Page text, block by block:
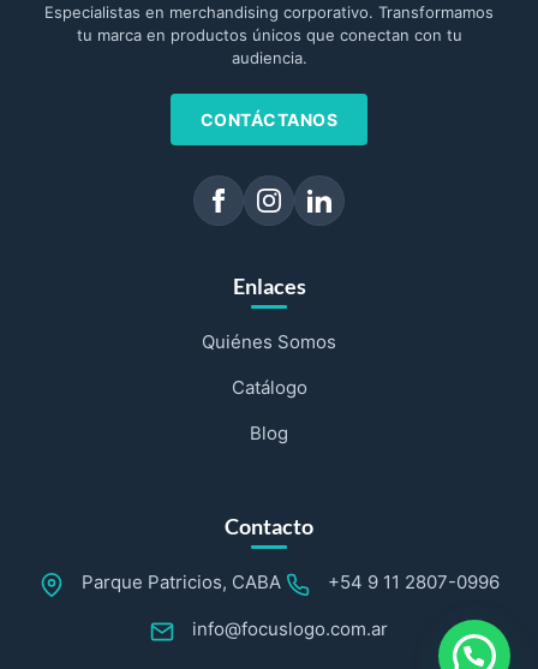
Especialistas en merchandising corporativo. Transformamos
tu marca en productos únicos que conectan con tu
audiencia.
CONTÁCTANOS
Enlaces
Quiénes Somos
Catálogo
Blog
Contacto
Parque Patricios, CABA +54 9 11 2807-0996
info@focuslogo.com.ar